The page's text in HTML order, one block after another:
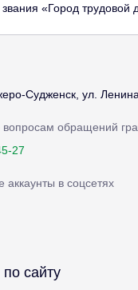
«Город трудовой
Судженск, ул.
обращений
27
в соцсетях
сайту